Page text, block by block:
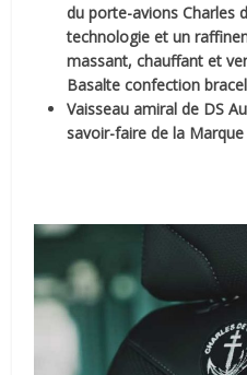
du porte-avions Charles
technologie et un
massant, chauffant et
Basalte confection
Vaisseau amiral de DS
savoir-faire de la Marque